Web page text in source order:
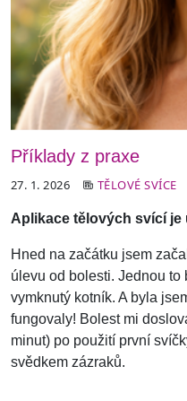
Příklady z praxe
27. 1. 2026 TĚLOVÉ SVÍCE
Aplikace tělových svící je
Hned na začátku jsem
úlevu od bolesti. Jednou
vymknutý kotník. A byla
fungovaly! Bolest mi
minut) po použití první
svědkem zázraků.